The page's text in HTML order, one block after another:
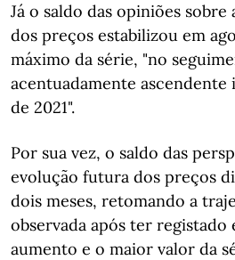
Já o saldo das opiniões sobre
dos preços estabilizou em
máximo da série, "no
acentuadamente ascendente
de 2021".
Por sua vez, o saldo das
evolução futura dos preços
dois meses, retomando a
observada após ter
aumento e o maior valor da